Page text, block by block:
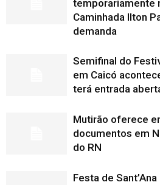
temporariamente
Caminhada Ilton
demanda
Semifinal do
em Caicó
terá entrada
Mutirão oferece
documentos em
do RN
Festa de